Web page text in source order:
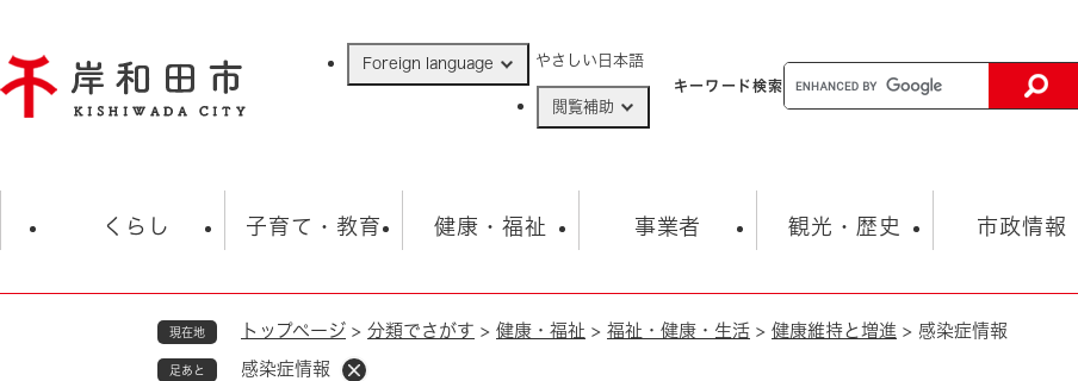
ジ
の
Foreign language やさしい日本語
閲覧補助
キーワード検索
くらし
住民票・戸籍
子育て・教育
学校 子育て
健康・福祉
福祉・健康・生活 生涯学習・スポーツ
事業者
入札・契約情報 まちづくり・協働
観光・歴史
観光 観光スポット
市政情報
市の概要 総合計画
オープンデータ
現在地 トップページ > 分類でさがす > 健康・福祉 > 福祉・健康・生活 > 健康維持と増進 > 感染症情報
足あと 感染症情報